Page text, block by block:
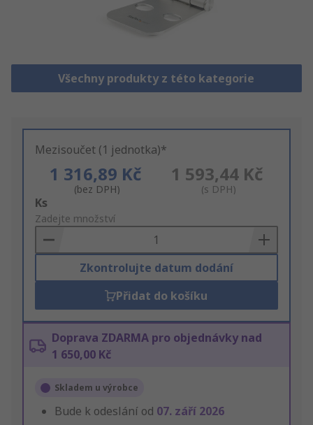
Všechny produkty z této kategorie
Mezisoučet (1 jednotka)*
1 316,89 Kč
(bez DPH)
1 593,44 Kč
(s DPH)
Add
to
Basket
Ks
Zadejte množství
Zkontrolujte datum dodání
Přidat do košíku
Doprava ZDARMA pro objednávky nad
1 650,00 Kč
Skladem u výrobce
Bude k odeslání od 07. září 2026